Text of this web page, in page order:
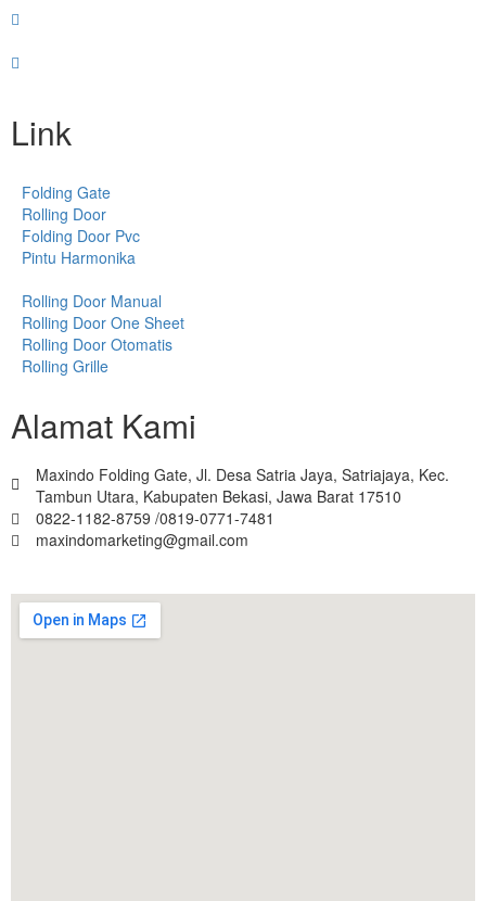
Link
Folding Gate
Rolling Door
Folding Door Pvc
Pintu Harmonika
Rolling Door Manual
Rolling Door One Sheet
Rolling Door Otomatis
Rolling Grille
Alamat Kami
Maxindo Folding Gate, Jl. Desa Satria Jaya, Satriajaya, Kec.
Tambun Utara, Kabupaten Bekasi, Jawa Barat 17510
0822-1182-8759 /0819-0771-7481
maxindomarketing@gmail.com